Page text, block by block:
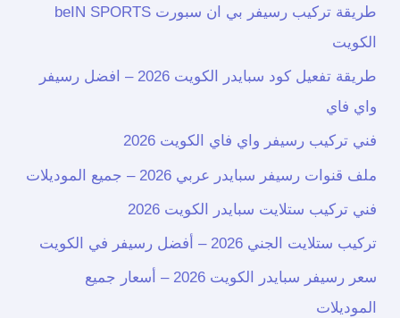
طريقة تركيب رسيفر بي ان سبورت beIN SPORTS
الكويت
طريقة تفعيل كود سبايدر الكويت 2026 – افضل رسيفر
واي فاي
فني تركيب رسيفر واي فاي الكويت 2026
ملف قنوات رسيفر سبايدر عربي 2026 – جميع الموديلات
فني تركيب ستلايت سبايدر الكويت 2026
تركيب ستلايت الجني 2026 – أفضل رسيفر في الكويت
سعر رسيفر سبايدر الكويت 2026 – أسعار جميع
الموديلات